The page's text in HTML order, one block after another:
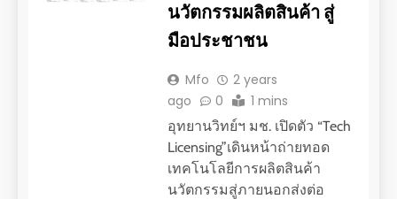
นวัตกรรมผลิตสินค้า สู่
มือประชาชน
Mfo
2 years
ago
0 1 mins
อุทยานวิทย์ฯ มช. เปิดตัว “Tech
Licensing”เดินหน้าถ่ายทอด
เทคโนโลยีการผลิตสินค้า
นวัตกรรมสู่ภายนอกส่งต่อ